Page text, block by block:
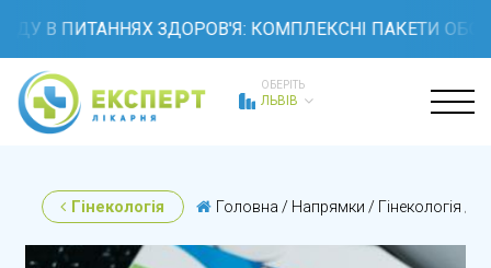
ЗДОРОВ'Я: КОМПЛЕКСНІ ПАКЕТИ ОБСТЕЖЕНЬ
ОБЕРІТЬ
ЛЬВІВ
Гінекологія Головна / Напрямки / Гінекологія /